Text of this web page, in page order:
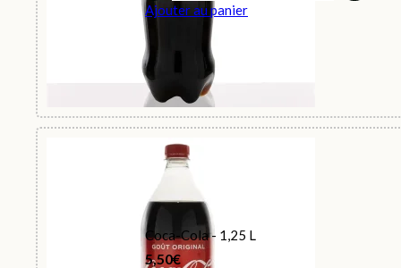
Ajouter au panier
Coca-Cola - 1,25 L
5,50€